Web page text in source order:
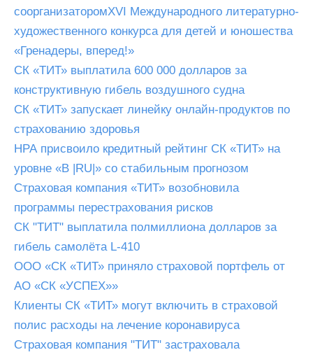
соорганизаторомХVI Международного литературно-
художественного конкурса для детей и юношества
«Гренадеры, вперед!»
СК «ТИТ» выплатила 600 000 долларов за
конструктивную гибель воздушного судна
СК «ТИТ» запускает линейку онлайн-продуктов по
страхованию здоровья
НРА присвоило кредитный рейтинг СК «ТИТ» на
уровне «В |RU|» со стабильным прогнозом
Страховая компания «ТИТ» возобновила
программы перестрахования рисков
СК "ТИТ" выплатила полмиллиона долларов за
гибель самолёта L-410
ООО «СК «ТИТ» приняло страховой портфель от
АО «СК «УСПЕХ»»
Клиенты СК «ТИТ» могут включить в страховой
полис расходы на лечение коронавируса
Страховая компания "ТИТ" застраховала